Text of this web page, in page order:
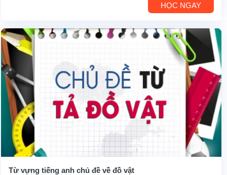
HỌC NGAY
Từ vựng tiếng anh chủ đề về đồ vật